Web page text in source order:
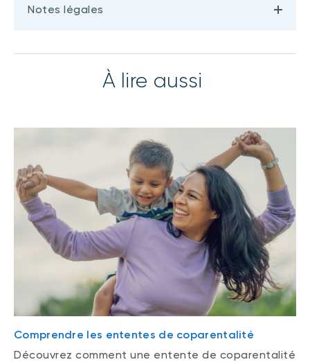
Notes légales
À lire aussi
Comprendre les ententes de coparentalité
Découvrez comment une entente de coparentalité